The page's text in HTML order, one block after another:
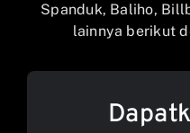
Spanduk, Baliho,
lainnya berikut